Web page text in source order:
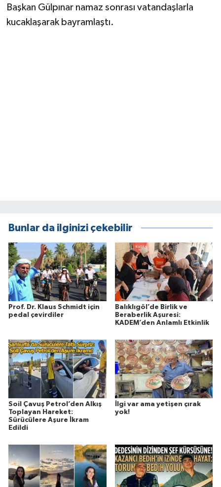
Başkan Gülpınar namaz sonrası vatandaşlarla
kucaklaşarak bayramlaştı.
Bunlar da ilginizi çekebilir
Prof. Dr. Klaus Schmidt için
pedal çevirdiler
Balıklıgöl’de Birlik ve
Beraberlik Aşuresi:
KADEM’den Anlamlı Etkinlik
Soil Çavuş Petrol’den Alkış
Toplayan Hareket:
Sürücülere Aşure İkram
Edildi
İlgi var ama yetişen çırak
yok!